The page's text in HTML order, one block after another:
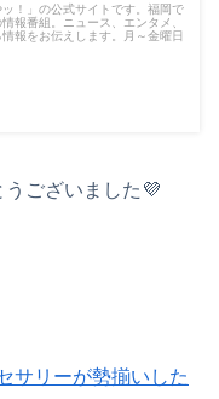
！」の公式サイトです。福岡で
報番組。ニュース、エンタメ、
報をお伝えします。月～金曜⽇
ございました💜
サリーが勢揃いした